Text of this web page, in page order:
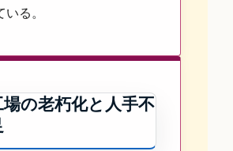
る。
場の老朽化と人手不